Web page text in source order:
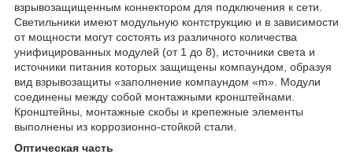
взрывозащищенным коннектором для подключения к сети.
Светильники имеют модульную контструкцию и в зависимости
от мощности могут состоять из различного количества
унифицированных модулей (от 1 до 8), источники света и
источники питания которых защищены компаундом, образуя
вид взрывозащиты «заполнение компаундом «m». Модули
соединены между собой монтажными кронштейнами.
Кронштейны, монтажные скобы и крепежные элементы
выполнены из коррозионно-стойкой стали.
Оптическая часть